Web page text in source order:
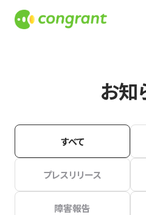
お知
すべて
プレスリリース
障害報告